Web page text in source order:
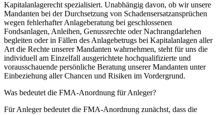
Kapitalanlagerecht spezialisiert. Unabhängig davon, ob wir unsere
Mandanten bei der Durchsetzung von Schadensersatzansprüchen
wegen fehlerhafter Anlageberatung bei geschlossenen
Fondsanlagen, Anleihen, Genussrechte oder Nachrangdarlehen
begleiten oder in Fällen des Anlagebetrugs bei Kapitalanlagen aller
Art die Rechte unserer Mandanten wahrnehmen, steht für uns die
individuell am Einzelfall ausgerichtete hochqualifizierte und
vorausschauende persönliche Beratung unserer Mandanten unter
Einbeziehung aller Chancen und Risiken im Vordergrund.
Was bedeutet die FMA-Anordnung für Anleger?
Für Anleger bedeutet die FMA-Anordnung zunächst, dass die